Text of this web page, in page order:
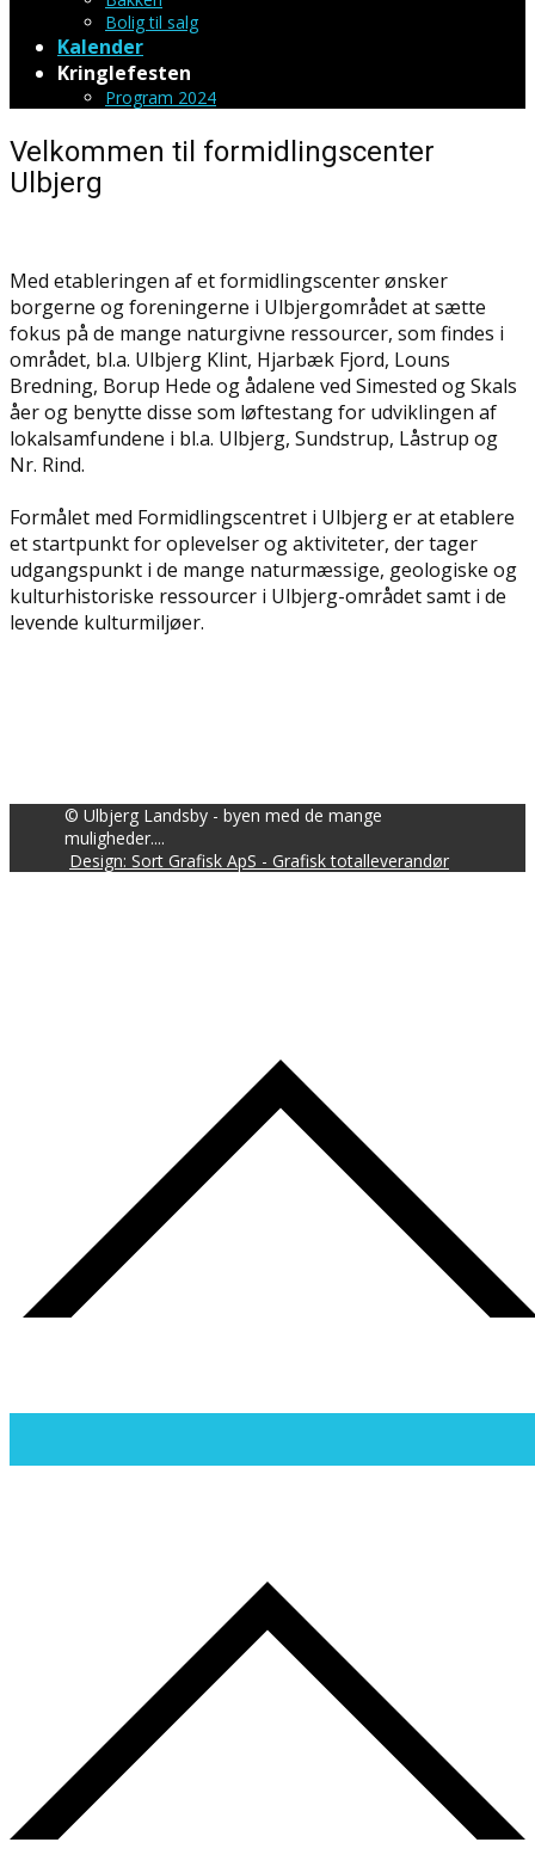
Bolig til salg
Kalender
Kringlefesten
Program 2024
Velkommen til formidlingscenter
Ulbjerg
Med etableringen af et formidlingscenter ønsker
borgerne og foreningerne i Ulbjergområdet at sætte
fokus på de mange naturgivne ressourcer, som findes i
området, bl.a. Ulbjerg Klint, Hjarbæk Fjord, Louns
Bredning, Borup Hede og ådalene ved Simested og Skals
åer og benytte disse som løftestang for udviklingen af
lokalsamfundene i bl.a. Ulbjerg, Sundstrup, Låstrup og
Nr. Rind.
Formålet med Formidlingscentret i Ulbjerg er at etablere
et startpunkt for oplevelser og aktiviteter, der tager
udgangspunkt i de mange naturmæssige, geologiske og
kulturhistoriske ressourcer i Ulbjerg-området samt i de
levende kulturmiljøer.
© Ulbjerg Landsby - byen med de mange
muligheder....
Design: Sort Grafisk ApS - Grafisk totalleverandør